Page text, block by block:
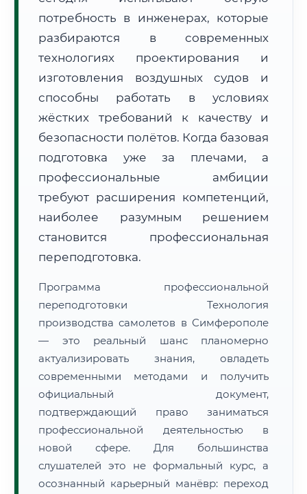
Расчет логистики оригиналов:
~3 582 км
• Экспресс-доставка СДЭК / Почтой: 5–7 рабочих дней
🔍Нажмите на документ для увеличения и просмотра
потребность в инженерах, которые
разбираются в современных
технологиях проектирования и
изготовления воздушных судов и
способны работать в условиях
жёстких требований к качеству и
безопасности полётов. Когда базовая
подготовка уже за плечами, а
профессиональные амбиции
требуют расширения компетенций,
наиболее разумным решением
становится профессиональная
переподготовка.
Программа профессиональной
переподготовки Технология
производства самолетов в Симферополе
— это реальный шанс планомерно
актуализировать знания, овладеть
современными методами и получить
официальный документ,
подтверждающий право заниматься
профессиональной деятельностью в
новой сфере. Для большинства
слушателей это не формальный курс, а
осознанный карьерный манёвр: переход